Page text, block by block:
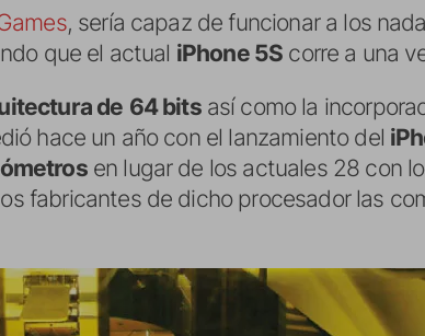
, sería capaz de funcionar a los
que el actual iPhone 5S corre a una
de 64 bitsasí como la
hace un año con el lanzamiento del
en lugar de los actuales 28 con
fabricantes de dicho procesador las